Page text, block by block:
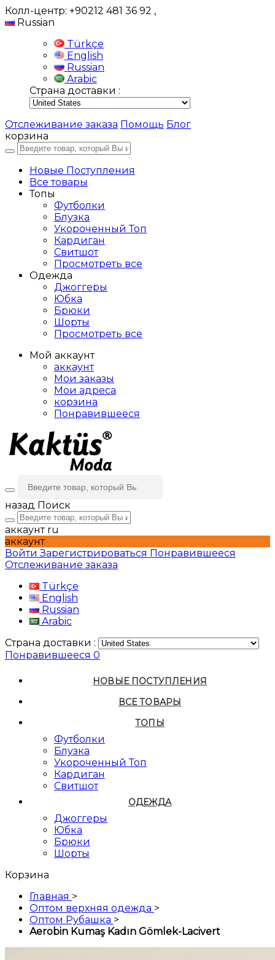
Колл-центр: +90212 481 36 92 ,
Russian
Türkçe
English
Russian
Arabic
Страна доставки :
Отслеживание заказа Помощь Блог
корзина
Новые Поступления
Все товары
Топы
Футболки
Блузка
Укороченный Топ
Кардиган
Свитшот
Просмотреть все
Одежда
Джоггеры
Юбка
Брюки
Шорты
Просмотреть все
Мой аккаунт
аккаунт
Мои заказы
Мои адреса
корзина
Понравившееся
назад Поиск
аккаунт ru
аккаунт
ВойтиЗарегистрироваться Понравившееся
Отслеживание заказа
Türkçe
English
Russian
Arabic
Страна доставки :
Понравившееся 0
НОВЫЕ ПОСТУПЛЕНИЯ
ВСЕ ТОВАРЫ
ТОПЫ
Футболки
Блузка
Укороченный Топ
Кардиган
Свитшот
ОДЕЖДА
Джоггеры
Юбка
Брюки
Шорты
Корзина
Главная >
Оптом верхняя одежда >
Оптом Рубашка >
Aerobin Kumaş Kadın Gömlek-Lacivert